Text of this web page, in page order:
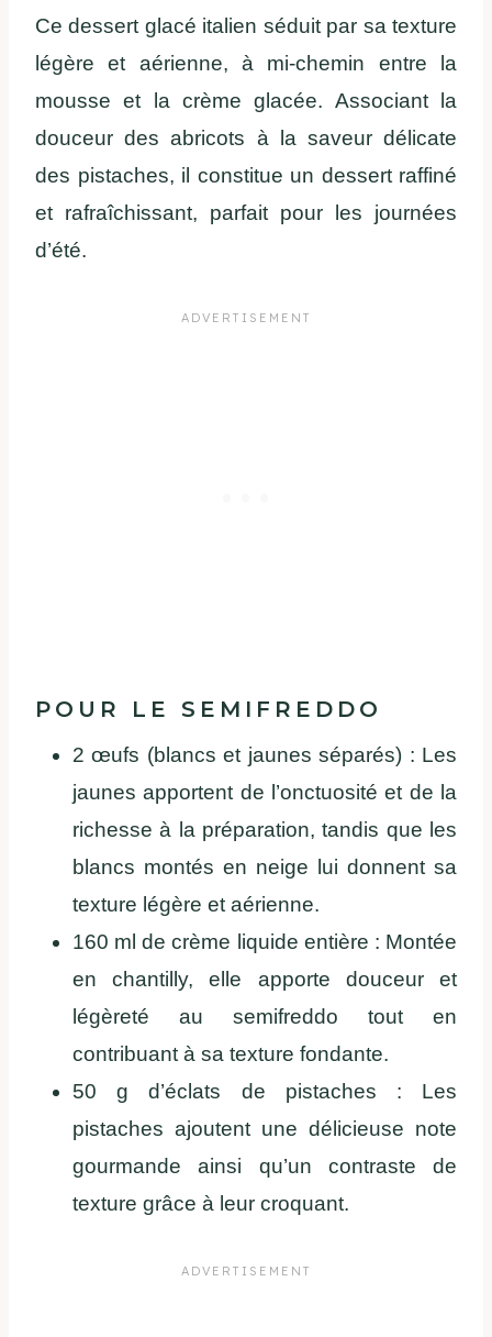
Ce dessert glacé italien séduit par sa texture
légère et aérienne, à mi-chemin entre la
mousse et la crème glacée. Associant la
douceur des abricots à la saveur délicate
des pistaches, il constitue un dessert raffiné
et rafraîchissant, parfait pour les journées
d’été.
POUR LE SEMIFREDDO
2 œufs (blancs et jaunes séparés) : Les
jaunes apportent de l’onctuosité et de la
richesse à la préparation, tandis que les
blancs montés en neige lui donnent sa
texture légère et aérienne.
160 ml de crème liquide entière : Montée
en chantilly, elle apporte douceur et
légèreté au semifreddo tout en
contribuant à sa texture fondante.
50 g d’éclats de pistaches : Les
pistaches ajoutent une délicieuse note
gourmande ainsi qu’un contraste de
texture grâce à leur croquant.